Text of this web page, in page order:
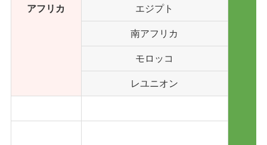
アフリカ エジプト
南アフリカ
モロッコ
レユニオン